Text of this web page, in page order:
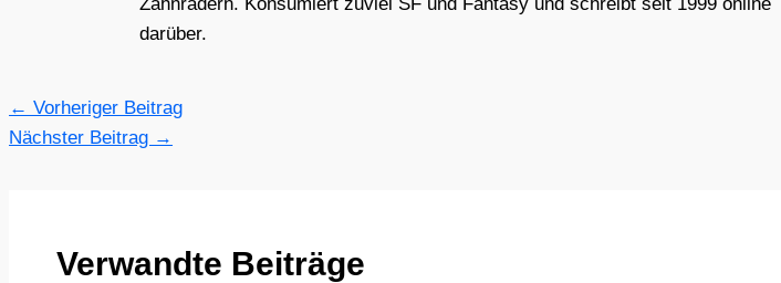
Zahnrädern. Konsumiert zuviel SF und Fantasy und schreibt seit 1999 online
darüber.
← Vorheriger Beitrag
Nächster Beitrag →
Verwandte Beiträge